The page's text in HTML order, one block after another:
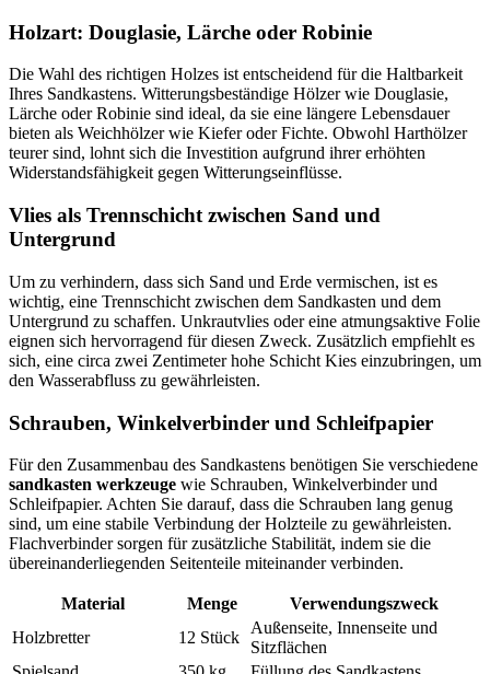
Holzart: Douglasie, Lärche oder Robinie
Die Wahl des richtigen Holzes ist entscheidend für die Haltbarkeit
Ihres Sandkastens. Witterungsbeständige Hölzer wie Douglasie,
Lärche oder Robinie sind ideal, da sie eine längere Lebensdauer
bieten als Weichhölzer wie Kiefer oder Fichte. Obwohl Harthölzer
teurer sind, lohnt sich die Investition aufgrund ihrer erhöhten
Widerstandsfähigkeit gegen Witterungseinflüsse.
Vlies als Trennschicht zwischen Sand und
Untergrund
Um zu verhindern, dass sich Sand und Erde vermischen, ist es
wichtig, eine Trennschicht zwischen dem Sandkasten und dem
Untergrund zu schaffen. Unkrautvlies oder eine atmungsaktive Folie
eignen sich hervorragend für diesen Zweck. Zusätzlich empfiehlt es
sich, eine circa zwei Zentimeter hohe Schicht Kies einzubringen, um
den Wasserabfluss zu gewährleisten.
Schrauben, Winkelverbinder und Schleifpapier
Für den Zusammenbau des Sandkastens benötigen Sie verschiedene
sandkasten werkzeuge wie Schrauben, Winkelverbinder und
Schleifpapier. Achten Sie darauf, dass die Schrauben lang genug
sind, um eine stabile Verbindung der Holzteile zu gewährleisten.
Flachverbinder sorgen für zusätzliche Stabilität, indem sie die
übereinanderliegenden Seitenteile miteinander verbinden.
Material Menge
Verwendungszweck
Holzbretter
12 Stück
Außenseite, Innenseite und
Sitzflächen